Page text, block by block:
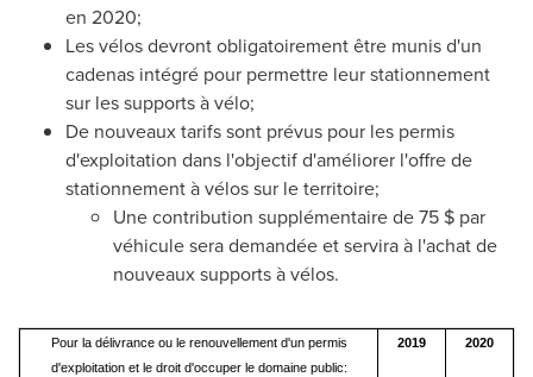
en 2020;
Les vélos devront obligatoirement être munis d'un
cadenas intégré pour permettre leur stationnement
sur les supports à vélo;
De nouveaux tarifs sont prévus pour les permis
d'exploitation dans l'objectif d'améliorer l'offre de
stationnement à vélos sur le territoire;
Une contribution supplémentaire de 75 $ par
véhicule sera demandée et servira à l'achat de
nouveaux supports à vélos.
Pour la délivrance ou le renouvellement d'un permis
d'exploitation et le droit d'occuper le domaine public:
2019 2020